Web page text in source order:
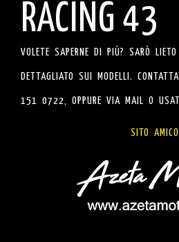
RACING 43
VOLETE SAPERNE DI PIÙ? SARÒ
DETTAGLIATO SUI MODELLI.
151 0722, OPPURE VIA MAIL O
SITO AMICO